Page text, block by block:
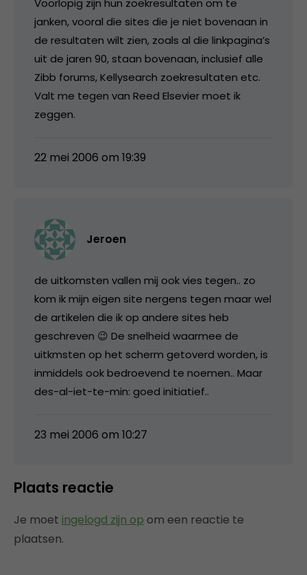
janken, vooral die sites die je niet bovenaan in
de resultaten wilt zien, zoals al die linkpagina’s
uit de jaren 90, staan bovenaan, inclusief alle
Zibb forums, Kellysearch zoekresultaten etc.
Valt me tegen van Reed Elsevier moet ik
zeggen.
22 mei 2006 om 19:39
Jeroen
de uitkomsten vallen mij ook vies tegen.. zo
kom ik mijn eigen site nergens tegen maar wel
de artikelen die ik op andere sites heb
geschreven 😉 De snelheid waarmee de
uitkmsten op het scherm getoverd worden, is
inmiddels ook bedroevend te noemen.. Maar
des-al-iet-te-min: goed initiatief..
23 mei 2006 om 10:27
Plaats reactie
Je moet ingelogd zijn op om een reactie te
plaatsen.